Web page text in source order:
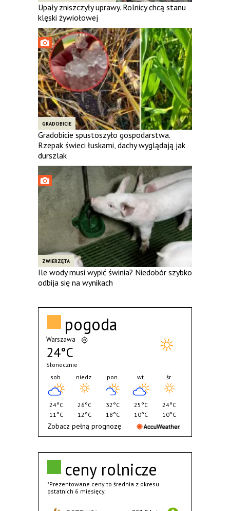
Upały zniszczyły uprawy. Rolnicy chcą stanu
klęski żywiołowej
GRADOBICIE
Gradobicie spustoszyło gospodarstwa.
Rzepak świeci łuskami, dachy wyglądają jak
durszlak
ZWIERZĘTA
Ile wody musi wypić świnia? Niedobór szybko
odbija się na wynikach
ceny rolnicze
*Prezentowane ceny to średnia z okresu
ostatnich 6 miesięcy.
pogoda
Warszawa
24°C
Słonecznie
sob.
24°C
11°C
niedz.
26°C
12°C
pon.
32°C
18°C
wt.
25°C
10°C
śr.
24°C
10°C
Zobacz pełną prognozę